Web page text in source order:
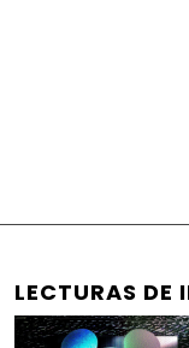
LECTURAS DE